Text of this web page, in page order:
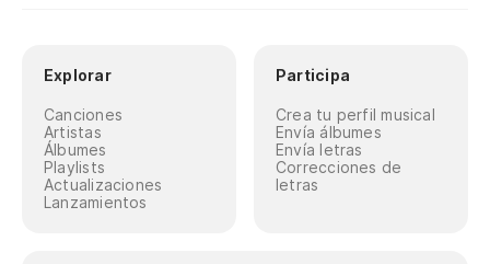
Explorar
Canciones
Artistas
Álbumes
Playlists
Actualizaciones
Lanzamientos
Participa
Crea tu perfil musical
Envía álbumes
Envía letras
Correcciones de
letras